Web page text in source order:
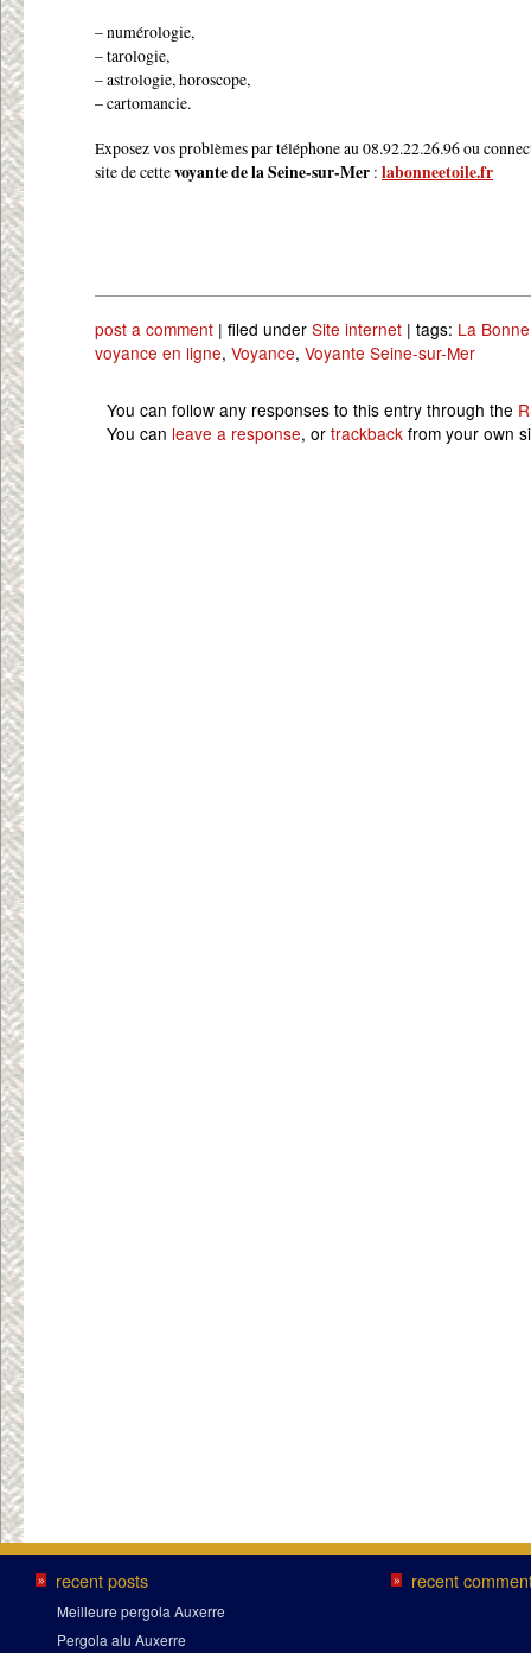
– numérologie,
– tarologie,
– astrologie, horoscope,
– cartomancie.
Exposez vos problèmes par téléphone au 08.92.22.26.96 ou
site de cettevoyante de la Seine-sur-Mer : labonneetoile.fr
post a comment | filed under Site internet | tags: La
voyance en ligne, Voyance, Voyante Seine-sur-Mer
You can follow any responses to this entry through the
You can leave a response, or trackback from your own
» recent posts
Meilleure pergola Auxerre
Pergola alu Auxerre
» recent